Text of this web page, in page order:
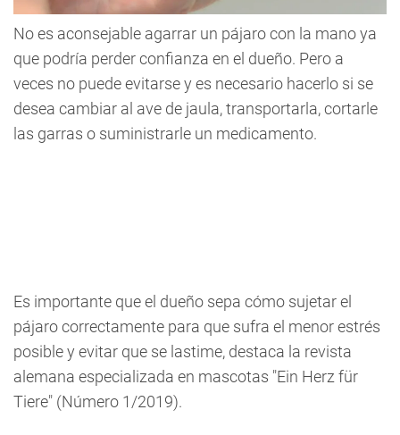
No es aconsejable agarrar un pájaro con la mano ya
que podría perder confianza en el dueño. Pero a
veces no puede evitarse y es necesario hacerlo si se
desea cambiar al ave de jaula, transportarla, cortarle
las garras o suministrarle un medicamento.
Es importante que el dueño sepa cómo sujetar el
pájaro correctamente para que sufra el menor estrés
posible y evitar que se lastime, destaca la revista
alemana especializada en mascotas "Ein Herz für
Tiere" (Número 1/2019).